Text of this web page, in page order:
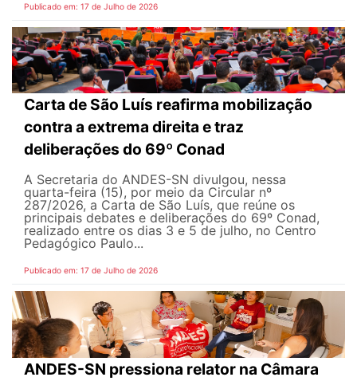
Publicado em: 17 de Julho de 2026
Carta de São Luís reafirma mobilização
contra a extrema direita e traz
deliberações do 69º Conad
A Secretaria do ANDES-SN divulgou, nessa
quarta-feira (15), por meio da Circular nº
287/2026, a Carta de São Luís, que reúne os
principais debates e deliberações do 69º Conad,
realizado entre os dias 3 e 5 de julho, no Centro
Pedagógico Paulo...
Publicado em: 17 de Julho de 2026
ANDES-SN pressiona relator na Câmara